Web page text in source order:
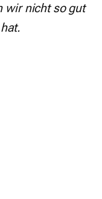
wir nicht so gut